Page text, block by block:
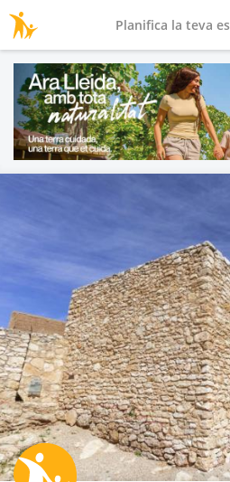
Planifica la teva